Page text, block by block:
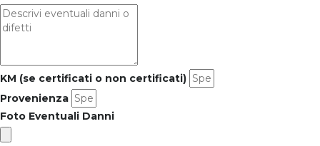
KM (se certificati o non certificati)
Provenienza
Foto Eventuali Danni